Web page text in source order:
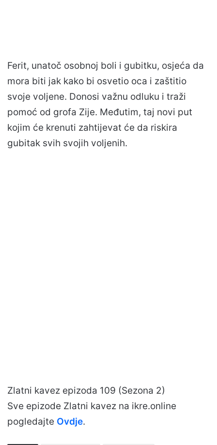
Ferit, unatoč osobnoj boli i gubitku, osjeća da
mora biti jak kako bi osvetio oca i zaštitio
svoje voljene. Donosi važnu odluku i traži
pomoć od grofa Zije. Međutim, taj novi put
kojim će krenuti zahtijevat će da riskira
gubitak svih svojih voljenih.
Zlatni kavez epizoda 109 (Sezona 2)
Sve epizode Zlatni kavez na ikre.online
pogledajte Ovdje.